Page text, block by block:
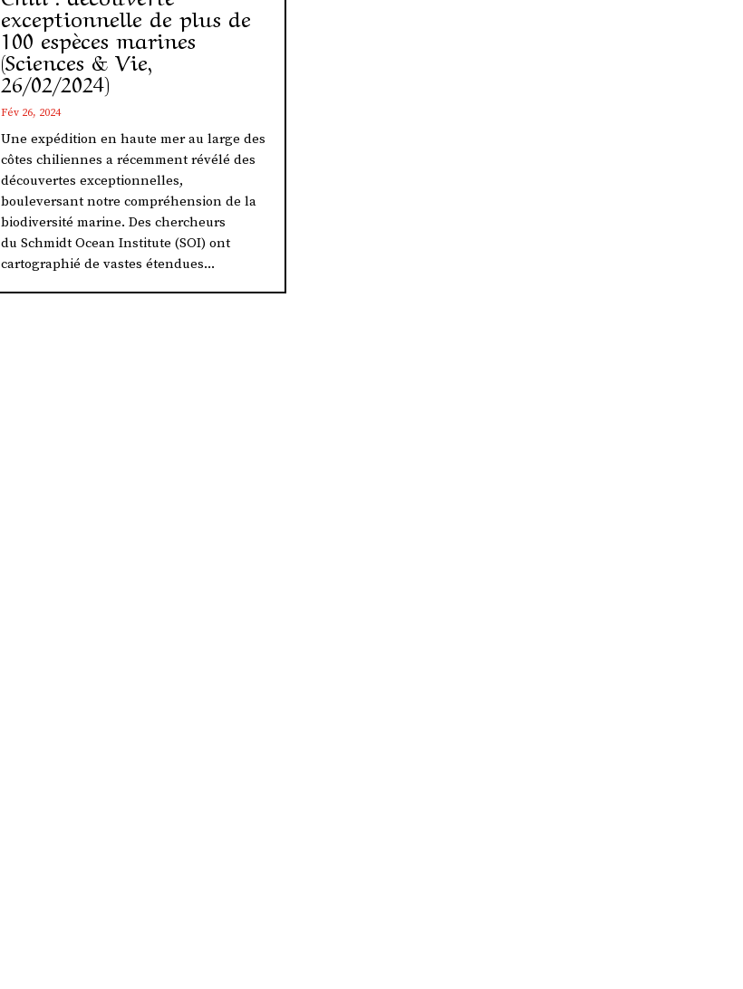
exceptionnelle de plus de
100 espèces marines
(Sciences & Vie,
26/02/2024)
Fév 26, 2024
Une expédition en haute mer au large des
côtes chiliennes a récemment révélé des
découvertes exceptionnelles,
bouleversant notre compréhension de la
biodiversité marine. Des chercheurs
du Schmidt Ocean Institute (SOI) ont
cartographié de vastes étendues...